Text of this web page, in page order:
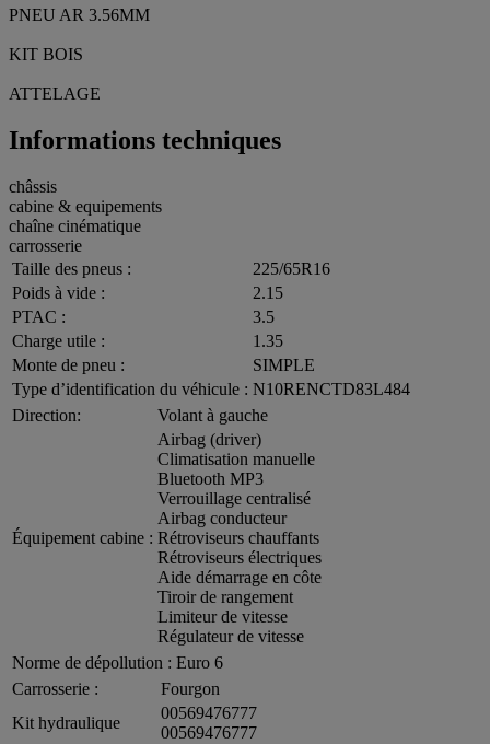
PNEU AR 3.56MM
KIT BOIS
ATTELAGE
Informations techniques
châssis
cabine & equipements
chaîne cinématique
carrosserie
Taille des pneus :
225/65R16
Poids à vide :
2.15
PTAC :
3.5
Charge utile :
1.35
Monte de pneu :
SIMPLE
Type d’identification du véhicule : N10RENCTD83L484
Direction:
Volant à gauche
Équipement cabine :
Airbag (driver)
Climatisation manuelle
Bluetooth MP3
Verrouillage centralisé
Airbag conducteur
Rétroviseurs chauffants
Rétroviseurs électriques
Aide démarrage en côte
Tiroir de rangement
Limiteur de vitesse
Régulateur de vitesse
Norme de dépollution : Euro 6
Carrosserie :
Fourgon
Kit hydraulique
00569476777
00569476777